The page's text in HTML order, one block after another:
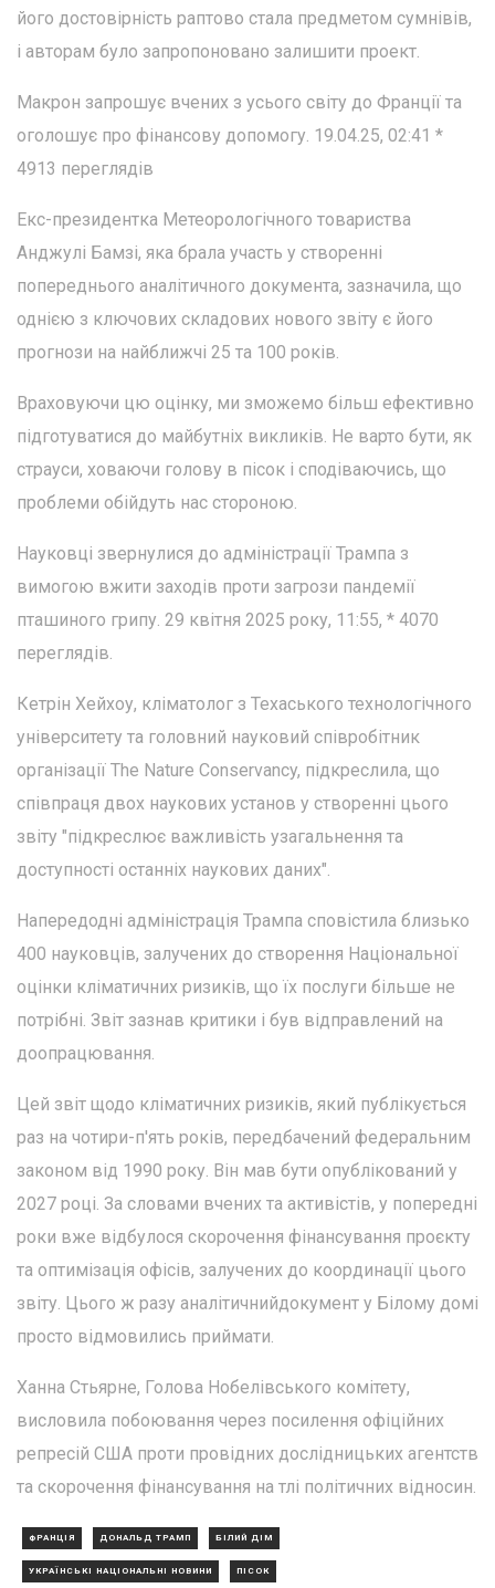
його достовірність раптово стала предметом сумнівів,
і авторам було запропоновано залишити проект.
Макрон запрошує вчених з усього світу до Франції та
оголошує про фінансову допомогу. 19.04.25, 02:41 *
4913 переглядів
Екс-президентка Метеорологічного товариства
Анджулі Бамзі, яка брала участь у створенні
попереднього аналітичного документа, зазначила, що
однією з ключових складових нового звіту є його
прогнози на найближчі 25 та 100 років.
Враховуючи цю оцінку, ми зможемо більш ефективно
підготуватися до майбутніх викликів. Не варто бути, як
страуси, ховаючи голову в пісок і сподіваючись, що
проблеми обійдуть нас стороною.
Науковці звернулися до адміністрації Трампа з
вимогою вжити заходів проти загрози пандемії
пташиного грипу. 29 квітня 2025 року, 11:55, * 4070
переглядів.
Кетрін Хейхоу, кліматолог з Техаського технологічного
університету та головний науковий співробітник
організації The Nature Conservancy, підкреслила, що
співпраця двох наукових установ у створенні цього
звіту "підкреслює важливість узагальнення та
доступності останніх наукових даних".
Напередодні адміністрація Трампа сповістила близько
400 науковців, залучених до створення Національної
оцінки кліматичних ризиків, що їх послуги більше не
потрібні. Звіт зазнав критики і був відправлений на
доопрацювання.
Цей звіт щодо кліматичних ризиків, який публікується
раз на чотири-п'ять років, передбачений федеральним
законом від 1990 року. Він мав бути опублікований у
2027 році. За словами вчених та активістів, у попередні
роки вже відбулося скорочення фінансування проєкту
та оптимізація офісів, залучених до координації цього
звіту. Цього ж разу аналітичнийдокумент у Білому домі
просто відмовились приймати.
Ханна Стьярне, Голова Нобелівського комітету,
висловила побоювання через посилення офіційних
репресій США проти провідних дослідницьких агентств
та скорочення фінансування на тлі політичних відносин.
ФРАНЦІЯ ДОНАЛЬД ТРАМП БІЛИЙ ДІМ
УКРАЇНСЬКІ НАЦІОНАЛЬНІ НОВИНИ ПІСОК